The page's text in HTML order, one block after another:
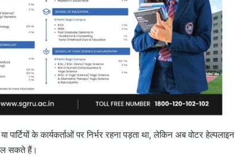
के कार्यकर्ताओं पर निर्भर रहना पड़ता था, लेकिन अब वोटर हेल्पलाइन
सकते हैं।